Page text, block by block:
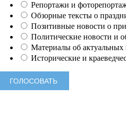
Репортажи и
Обзорные тексты о
Позитивные новости о
Политические новости и
Материалы об актуальных
Исторические и